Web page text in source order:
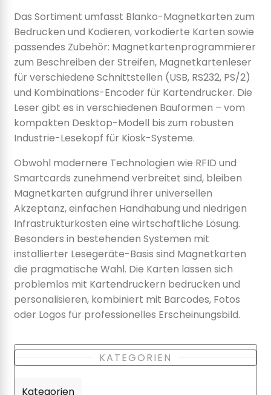
Das Sortiment umfasst Blanko-Magnetkarten zum
Bedrucken und Kodieren, vorkodierte Karten sowie
passendes Zubehör: Magnetkartenprogrammierer
zum Beschreiben der Streifen, Magnetkartenleser
für verschiedene Schnittstellen (USB, RS232, PS/2)
und Kombinations-Encoder für Kartendrucker. Die
Leser gibt es in verschiedenen Bauformen – vom
kompakten Desktop-Modell bis zum robusten
Industrie-Lesekopf für Kiosk-Systeme.
Obwohl modernere Technologien wie RFID und
Smartcards zunehmend verbreitet sind, bleiben
Magnetkarten aufgrund ihrer universellen
Akzeptanz, einfachen Handhabung und niedrigen
Infrastrukturkosten eine wirtschaftliche Lösung.
Besonders in bestehenden Systemen mit
installierter Lesegeräte-Basis sind Magnetkarten
die pragmatische Wahl. Die Karten lassen sich
problemlos mit Kartendruckern bedrucken und
personalisieren, kombiniert mit Barcodes, Fotos
oder Logos für professionelles Erscheinungsbild.
KATEGORIEN
Kategorien